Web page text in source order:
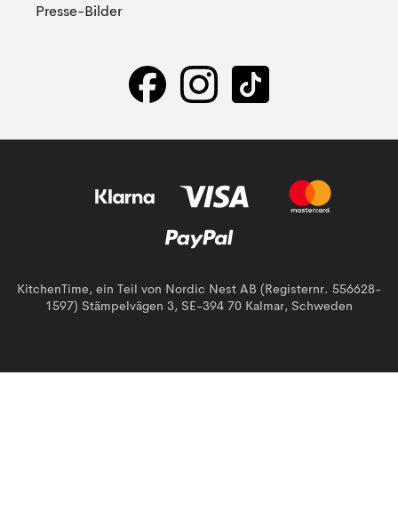
Presse-Bilder
KitchenTime, ein Teil von Nordic Nest AB (Registernr. 556628-
1597) Stämpelvägen 3, SE-394 70 Kalmar, Schweden